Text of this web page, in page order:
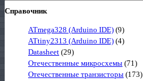
Справочник
ATmega328 (Arduino IDE) (9)
ATtiny2313 (Arduino IDE) (4)
Datasheet (29)
Отечественные микросхемы (71)
Отечественные транзисторы (173)